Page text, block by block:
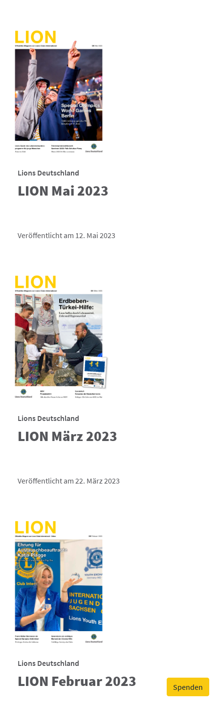
Spenden
Lions Deutschland
LION Mai 2023
Veröffentlicht am 12. Mai 2023
Lions Deutschland
LION März 2023
Veröffentlicht am 22. März 2023
Lions Deutschland
LION Februar 2023